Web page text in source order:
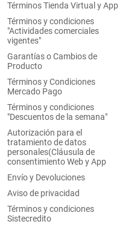
Términos Tienda Virtual y App
Términos y condiciones
"Actividades comerciales
vigentes"
Garantías o Cambios de
Producto
Términos y Condiciones
Mercado Pago
Términos y condiciones
"Descuentos de la semana"
Autorización para el
tratamiento de datos
personales(Cláusula de
consentimiento Web y App
Envío y Devoluciones
Aviso de privacidad
Términos y condiciones
Sistecredito